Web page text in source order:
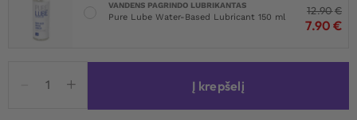
VANDENS PAGRINDO LUBRIKANTAS
Pure Lube Water-Based Lubricant 150 ml
12.90€
7.90 €
kiekis:
Į krepšelį